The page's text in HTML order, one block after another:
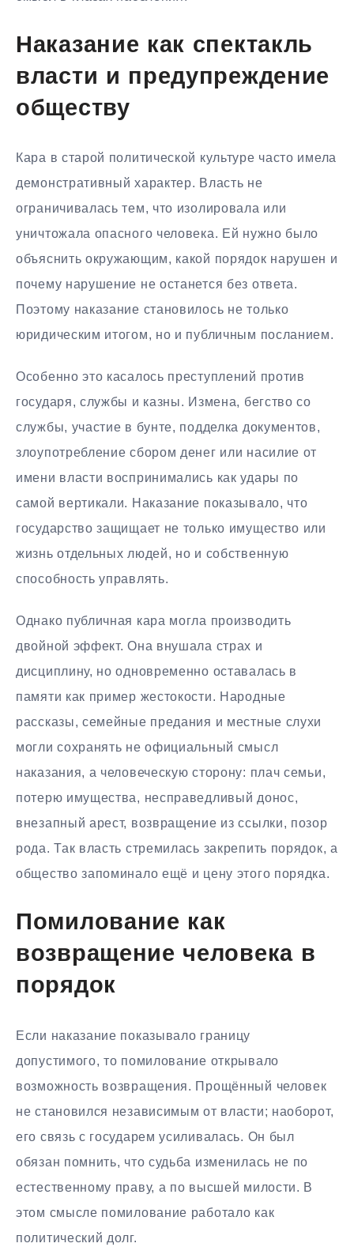
Наказание как спектакль
власти и предупреждение
обществу
Кара в старой политической культуре часто имела
демонстративный характер. Власть не
ограничивалась тем, что изолировала или
уничтожала опасного человека. Ей нужно было
объяснить окружающим, какой порядок нарушен и
почему нарушение не останется без ответа.
Поэтому наказание становилось не только
юридическим итогом, но и публичным посланием.
Особенно это касалось преступлений против
государя, службы и казны. Измена, бегство со
службы, участие в бунте, подделка документов,
злоупотребление сбором денег или насилие от
имени власти воспринимались как удары по
самой вертикали. Наказание показывало, что
государство защищает не только имущество или
жизнь отдельных людей, но и собственную
способность управлять.
Однако публичная кара могла производить
двойной эффект. Она внушала страх и
дисциплину, но одновременно оставалась в
памяти как пример жестокости. Народные
рассказы, семейные предания и местные слухи
могли сохранять не официальный смысл
наказания, а человеческую сторону: плач семьи,
потерю имущества, несправедливый донос,
внезапный арест, возвращение из ссылки, позор
рода. Так власть стремилась закрепить порядок, а
общество запоминало ещё и цену этого порядка.
Помилование как
возвращение человека в
порядок
Если наказание показывало границу
допустимого, то помилование открывало
возможность возвращения. Прощённый человек
не становился независимым от власти; наоборот,
его связь с государем усиливалась. Он был
обязан помнить, что судьба изменилась не по
естественному праву, а по высшей милости. В
этом смысле помилование работало как
политический долг.